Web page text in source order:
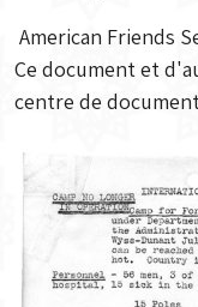
American Friends
Ce document et
centre de